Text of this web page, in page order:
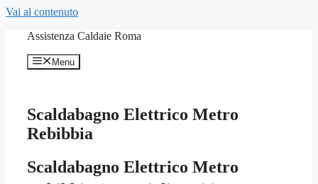
Vai al contenuto
Assistenza Caldaie Roma
Menu
Scaldabagno Elettrico Metro
Rebibbia
Scaldabagno Elettrico Metro